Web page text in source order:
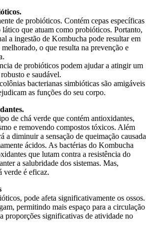
de probióticos. Contém cepas específicas
lático que atuam como probióticos. Portanto,
a ingestão de Kombucha pode resultar em
o que resulta na prevenção e
de probióticos podem ajudar a atingir um
e saudável.
bacterianas simbióticas são amigáveis
as funções do seu corpo.
de chá verde que contém antioxidantes,
e removendo compostos tóxicos. Além
a diminuir a sensação de queimação causada
ácidos. As bactérias do Kombucha
que lutam contra a resistência do
a salubridade dos sistemas. Mas,
verde é eficaz.
pode afeta significativamente os ossos.
permitindo mais espaço para a circulação
proporções significativas de atividade no